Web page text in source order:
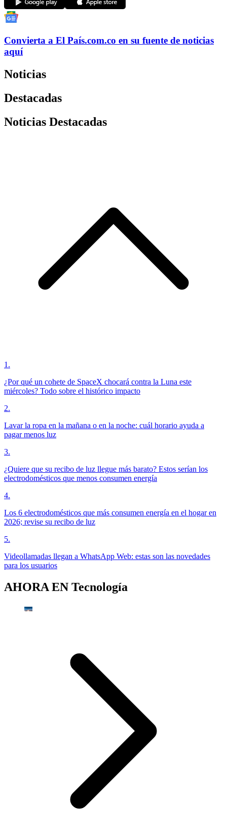
Convierta a El País.com.co en su fuente de noticias
aquí
Noticias
Destacadas
Noticias Destacadas
1 .
¿Por qué un cohete de SpaceX chocará contra la Luna este
miércoles? Todo sobre el histórico impacto
2.
Lavar la ropa en la mañana o en la noche: cuál horario ayuda a
pagar menos luz
3.
¿Quiere que su recibo de luz llegue más barato? Estos serían los
electrodomésticos que menos consumen energía
4.
Los 6 electrodomésticos que más consumen energía en el hogar en
2026; revise su recibo de luz
5.
Videollamadas llegan a WhatsApp Web: estas son las novedades
para los usuarios
AHORA EN Tecnología